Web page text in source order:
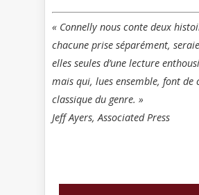
« Connelly nous conte deux
chacune prise séparément,
elles seules d’une lecture
mais qui, lues ensemble, font de
classique du genre. »
Jeff Ayers, Associated Press